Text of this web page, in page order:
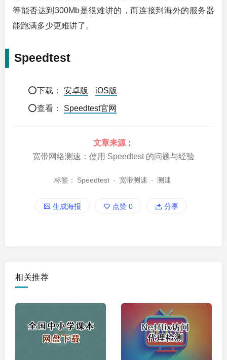
等能否达到300Mb是很难讲的，而连接到海外的服务器
能跑满多少更难讲了。
Speedtest
⭕下载： 安卓版 iOS版
⭕查看： Speedtest官网
文章来源 ：
宽带网络测速：使用 Speedtest 的问题与经验
标签： Speedtest · 宽带测速 · 测速
生成海报 点赞 0 分享
相关推荐